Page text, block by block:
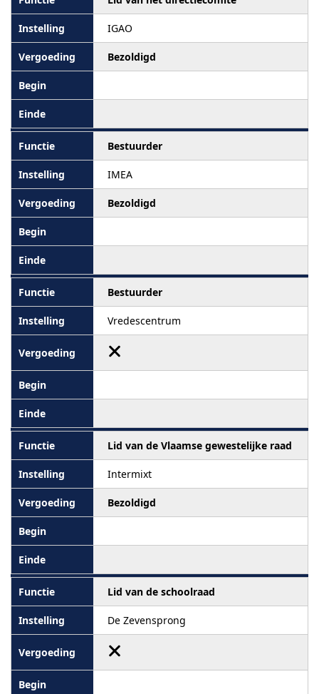
IGAO
Bezoldigd
Bestuurder
IMEA
Bezoldigd
Bestuurder
Vredescentrum
Lid van de Vlaamse gewestelijke raad
Intermixt
Bezoldigd
Lid van de schoolraad
De Zevensprong